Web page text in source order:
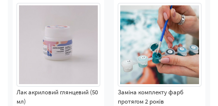
Лак акриловий глянцевий (50
мл)
Заміна комплекту фарб
протягом 2 років